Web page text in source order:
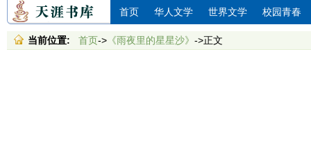
首页 华人文学 世界文学 校园青春
当前位置: 首页-> 《雨夜里的星星沙》 ->正文